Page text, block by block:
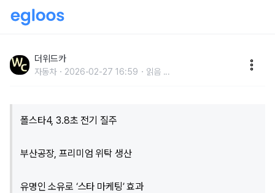
델, '이 차'에 꽂힌 이유 있었다
더위드카
자동차 2026-02-27 16:59 읽음 ...
폴스타4, 3.8초 전기 질주
부산공장, 프리미엄 위탁 생산
유명인 소유로 ‘스타 마케팅’ 효과